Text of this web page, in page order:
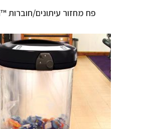
פח מחזור עיתונים/חוברות ™C-Thru